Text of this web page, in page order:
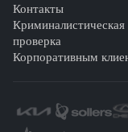
Контакты
Криминалистическая
проверка
Корпоративным